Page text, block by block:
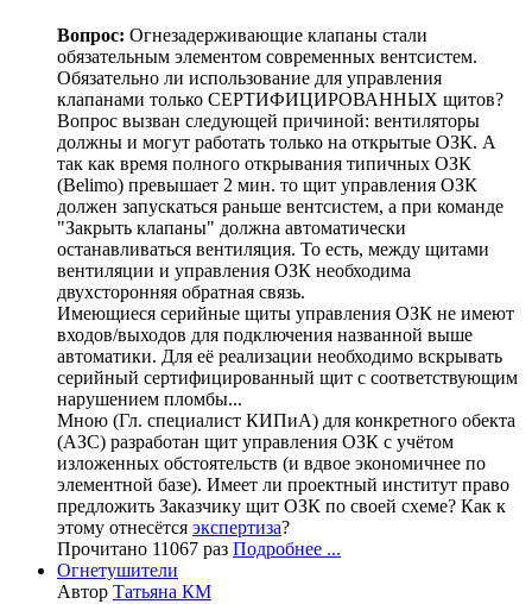
Вопрос: Огнезадерживающие клапаны стали
обязательным элементом современных вентсистем.
Обязательно ли использование для управления
клапанами только СЕРТИФИЦИРОВАННЫХ щитов?
Вопрос вызван следующей причиной: вентиляторы
должны и могут работать только на открытые ОЗК. А
так как время полного открывания типичных ОЗК
(Belimo) превышает 2 мин. то щит управления ОЗК
должен запускаться раньше вентсистем, а при команде
"Закрыть клапаны" должна автоматически
останавливаться вентиляция. То есть, между щитами
вентиляции и управления ОЗК необходима
двухсторонняя обратная связь.
Имеющиеся серийные щиты управления ОЗК не имеют
входов/выходов для подключения названной выше
автоматики. Для её реализации необходимо вскрывать
серийный сертифицированный щит с соответствующим
нарушением пломбы...
Мною (Гл. специалист КИПиА) для конкретного обекта
(АЗС) разработан щит управления ОЗК с учётом
изложенных обстоятельств (и вдвое экономичнее по
элементной базе). Имеет ли проектный институт право
предложить Заказчику щит ОЗК по своей схеме? Как к
этому отнесётся экспертиза?
Прочитано 11067 раз Подробнее ...
Огнетушители
Автор Татьяна КМ